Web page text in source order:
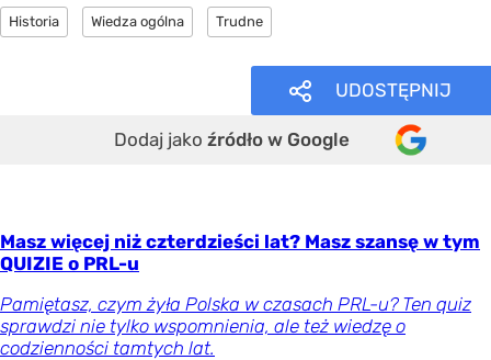
Historia Wiedza ogólna Trudne
UDOSTĘPNIJ
Dodaj jako źródło w Google
Masz więcej niż czterdzieści lat? Masz szansę w tym
QUIZIE o PRL-u
Pamiętasz, czym żyła Polska w czasach PRL-u? Ten quiz
sprawdzi nie tylko wspomnienia, ale też wiedzę o
codzienności tamtych lat.